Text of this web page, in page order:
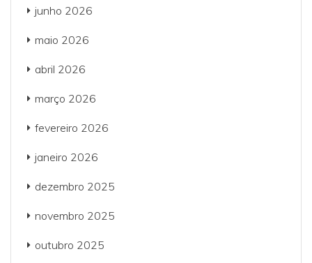
junho 2026
maio 2026
abril 2026
março 2026
fevereiro 2026
janeiro 2026
dezembro 2025
novembro 2025
outubro 2025